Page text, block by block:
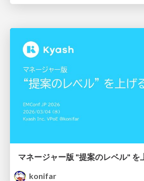
マネージャー版 "提案のレベル" を
konifar